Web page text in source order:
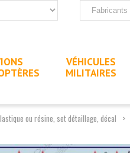
VÉHICULES
MILITAIRES
ou résine, set détaillage, décal